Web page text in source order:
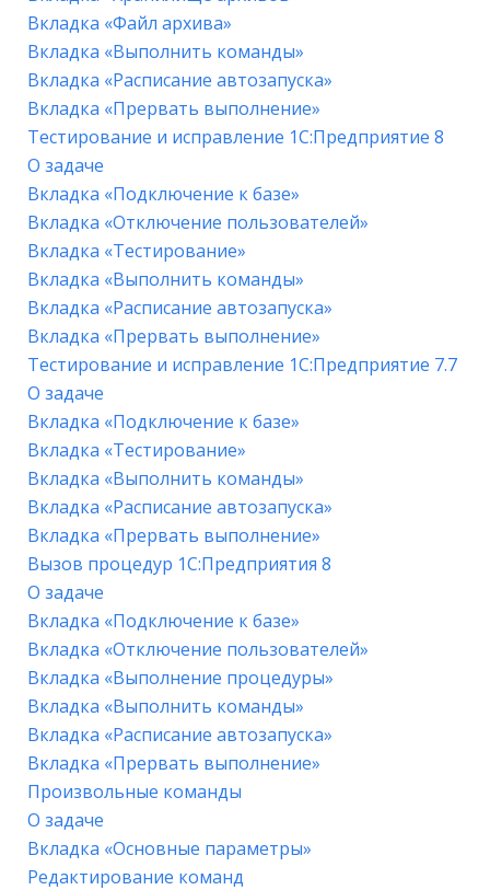
Вкладка «Файл архива»
Вкладка «Выполнить команды»
Вкладка «Расписание автозапуска»
Вкладка «Прервать выполнение»
Тестирование и исправление 1С:Предприятие 8
О задаче
Вкладка «Подключение к базе»
Вкладка «Отключение пользователей»
Вкладка «Тестирование»
Вкладка «Выполнить команды»
Вкладка «Расписание автозапуска»
Вкладка «Прервать выполнение»
Тестирование и исправление 1С:Предприятие 7.7
О задаче
Вкладка «Подключение к базе»
Вкладка «Тестирование»
Вкладка «Выполнить команды»
Вкладка «Расписание автозапуска»
Вкладка «Прервать выполнение»
Вызов процедур 1С:Предприятия 8
О задаче
Вкладка «Подключение к базе»
Вкладка «Отключение пользователей»
Вкладка «Выполнение процедуры»
Вкладка «Выполнить команды»
Вкладка «Расписание автозапуска»
Вкладка «Прервать выполнение»
Произвольные команды
О задаче
Вкладка «Основные параметры»
Редактирование команд